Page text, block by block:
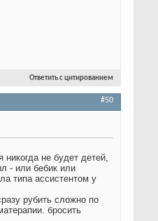
Ответить с цитированием
#50
не будет детей,
- или бебик или
типа ассистентом у
рубить сложно по
бросить